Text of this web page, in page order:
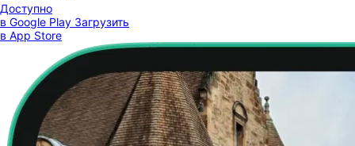
Доступно
в Google Play Загрузить
в App Store